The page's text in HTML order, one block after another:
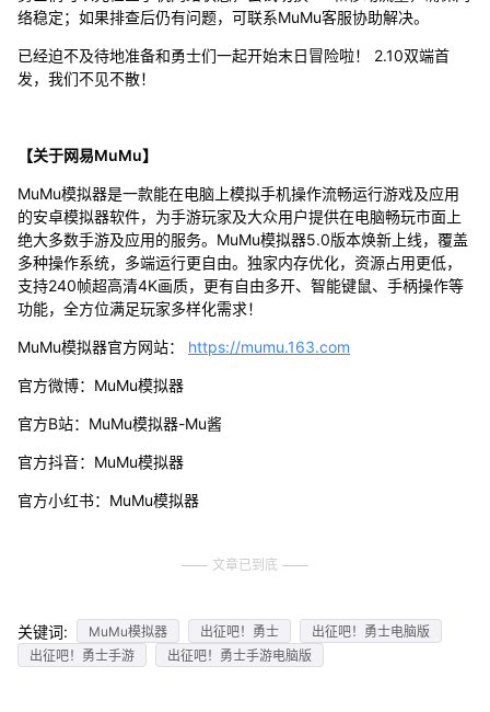
络稳定；如果排查后仍有问题，可联系MuMu客服协助解决。
已经迫不及待地准备和勇士们一起开始末日冒险啦！ 2.10双端首
发，我们不见不散！
【关于网易MuMu】
MuMu模拟器是一款能在电脑上模拟手机操作流畅运行游戏及应用
的安卓模拟器软件，为手游玩家及大众用户提供在电脑畅玩市面上
绝大多数手游及应用的服务。MuMu模拟器5.0版本焕新上线，覆盖
多种操作系统，多端运行更自由。独家内存优化，资源占用更低，
支持240帧超高清4K画质，更有自由多开、智能键鼠、手柄操作等
功能，全方位满足玩家多样化需求！
MuMu模拟器官方网站： https://mumu.163.com
官方微博：MuMu模拟器
官方B站：MuMu模拟器-Mu酱
官方抖音：MuMu模拟器
官方小红书：MuMu模拟器
文章已到底
关键词: MuMu模拟器 出征吧！勇士
出征吧！勇士电脑版
出征吧！勇士手游
出征吧！勇士手游电脑版